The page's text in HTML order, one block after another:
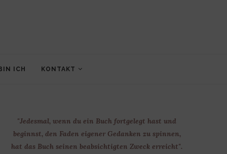
ICH KONTAKT
"Jedesmal, wenn du ein Buch fortgelegt hast und
beginnst, den Faden eigener Gedanken zu spinnen,
hat das Buch seinen beabsichtigten Zweck erreicht".